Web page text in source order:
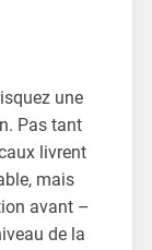
une
Pas tant
livrent
mais
avant –
de la